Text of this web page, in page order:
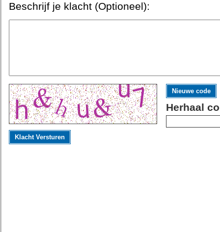
Beschrijf je klacht (Optioneel):
Nieuwe code
Herhaal
Klacht Versturen